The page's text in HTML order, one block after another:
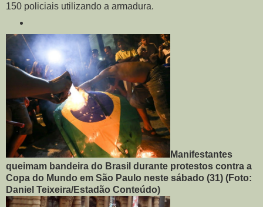
150 policiais utilizando a armadura.
Manifestantes
queimam bandeira do Brasil durante protestos contra a
Copa do Mundo em São Paulo neste sábado (31) (Foto:
Daniel Teixeira/Estadão Conteúdo)